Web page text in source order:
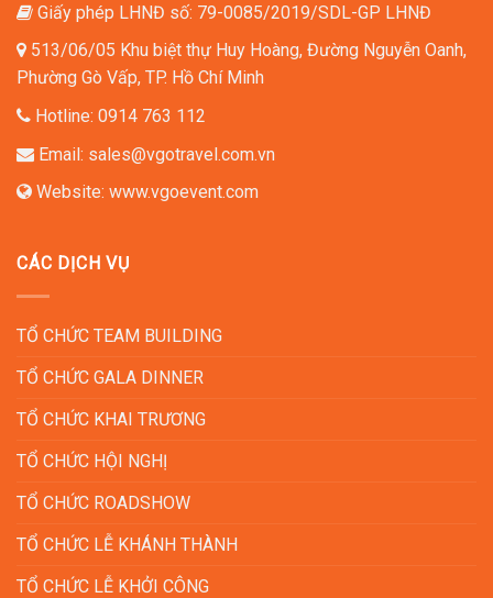
Giấy phép LHNĐ số: 79-0085/2019/SDL-GP LHNĐ
513/06/05 Khu biệt thự Huy Hoàng, Đường Nguyễn Oanh,
Phường Gò Vấp, TP. Hồ Chí Minh
Hotline: 0914 763 112
Email: sales@vgotravel.com.vn
Website: www.vgoevent.com
CÁC DỊCH VỤ
TỔ CHỨC TEAM BUILDING
TỔ CHỨC GALA DINNER
TỔ CHỨC KHAI TRƯƠNG
TỔ CHỨC HỘI NGHỊ
TỔ CHỨC ROADSHOW
TỔ CHỨC LỄ KHÁNH THÀNH
TỔ CHỨC LỄ KHỞI CÔNG